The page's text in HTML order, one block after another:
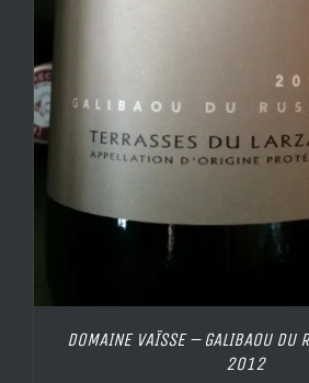
DOMAINE VAÏSSE – GALIBAOU DU
2012